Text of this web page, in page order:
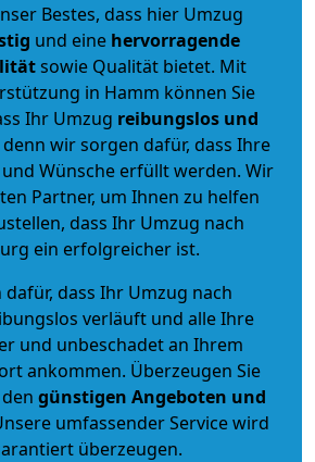
Bestes, dass hier Umzug
und eine hervorragende
sowie Qualität bietet. Mit
in Hamm können Sie
Ihr Umzug reibungslos und
wir sorgen dafür, dass Ihre
Wünsche erfüllt werden. Wir
Partner, um Ihnen zu helfen
dass Ihr Umzug nach
ein erfolgreicher ist.
dass Ihr Umzug nach
verläuft und alle Ihre
und unbeschadet an Ihrem
ankommen. Überzeugen Sie
günstigen Angeboten und
umfassender Service wird
überzeugen.